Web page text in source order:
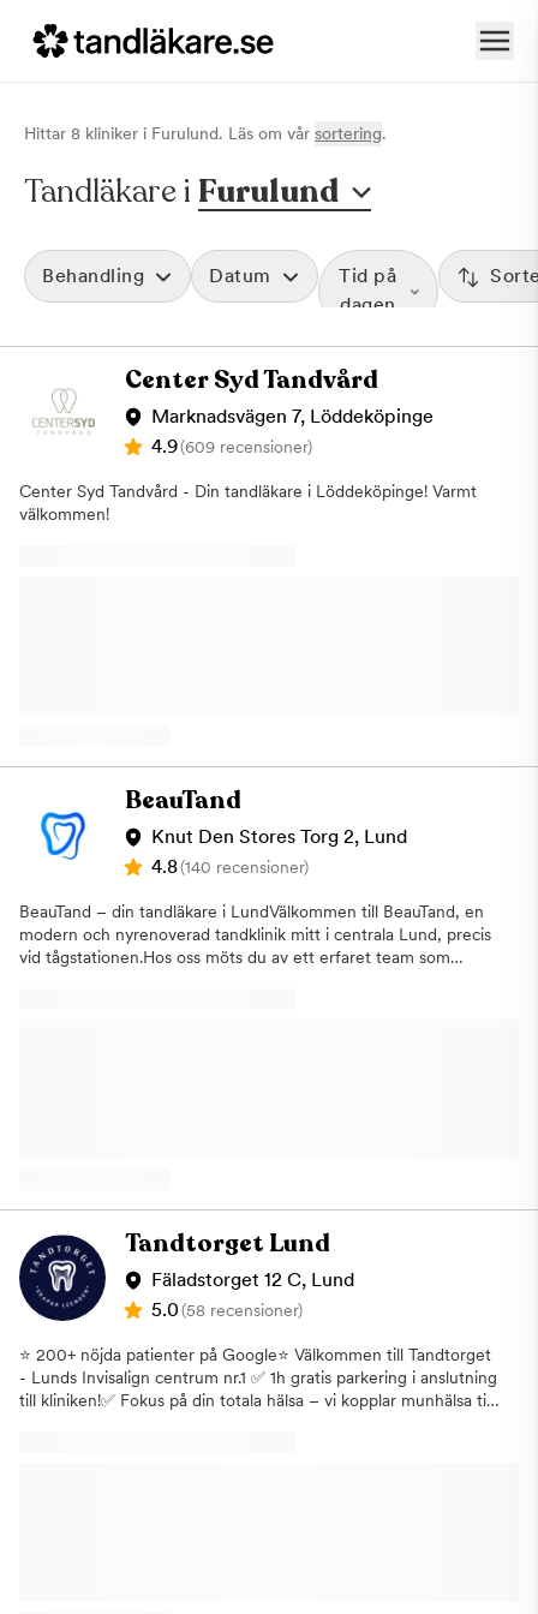
Hittar 8 kliniker i Furulund. Läs om vår sortering.
Tandläkare i Furulund
Behandling Datum
Tid på
dagen
Center Syd Tandvård
Marknadsvägen 7, Löddeköpinge
4.9(609 recensioner)
Center Syd Tandvård - Din tandläkare i Löddeköpinge! Varmt
välkommen!
BeauTand
Knut Den Stores Torg 2, Lund
4.8(140 recensioner)
BeauTand – din tandläkare i LundVälkommen till BeauTand, en
modern och nyrenoverad tandklinik mitt i centrala Lund, precis
vid tågstationen.Hos oss möts du av ett erfaret team som
Tandtorget Lund
Fäladstorget 12 C, Lund
5.0(58 recensioner)
⭐ 200+ nöjda patienter på Google⭐ Välkommen till Tandtorget
- Lunds Invisalign centrum nr.1 ✅ 1h gratis parkering i anslutning
till kliniken!✅ Fokus på din totala hälsa – vi kopplar munhälsa till